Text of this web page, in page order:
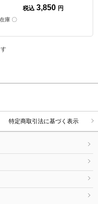
税込 3,850 円
在庫 〇
特定商取引法に基づく表示